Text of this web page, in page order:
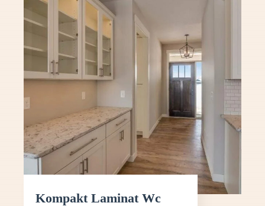
Kompakt Laminat Wc